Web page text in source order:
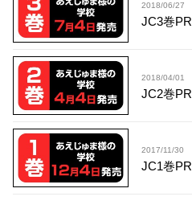
2018/06/27
JC3巻PR
2018/04/01
JC2巻PR
2017/11/30
JC1巻PR